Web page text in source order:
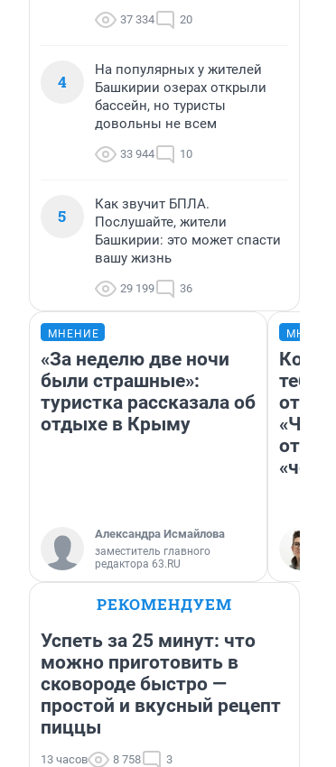
37 334 20
4
На популярных у жителей
Башкирии озерах открыли
бассейн, но туристы
довольны не всем
33 944 10
5
Как звучит БПЛА.
Послушайте, жители
Башкирии: это может спасти
вашу жизнь
29 199 36
МНЕНИЕ
«За неделю две ночи
были страшные»:
туристка рассказала об
отдыхе в Крыму
Александра Исмайлова
заместитель главного
редактора 63.RU
тебя
РЕКОМЕНДУЕМ
Успеть за 25 минут: что
можно приготовить в
сковороде быстро —
простой и вкусный рецепт
пиццы
13 часов 8 758 3